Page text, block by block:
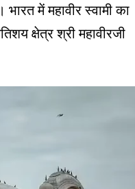
में महावीर स्वामी का
क्षेत्र श्री महावीरजी